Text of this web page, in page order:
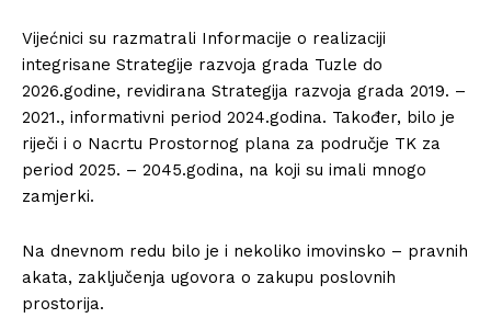
Vijećnici su razmatrali Informacije o realizaciji
integrisane Strategije razvoja grada Tuzle do
2026.godine, revidirana Strategija razvoja grada 2019. –
2021., informativni period 2024.godina. Također, bilo je
riječi i o Nacrtu Prostornog plana za područje TK za
period 2025. – 2045.godina, na koji su imali mnogo
zamjerki.
Na dnevnom redu bilo je i nekoliko imovinsko – pravnih
akata, zaključenja ugovora o zakupu poslovnih
prostorija.